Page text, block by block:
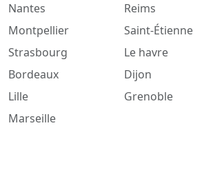
Nantes
Montpellier
Strasbourg
Bordeaux
Lille
Marseille
Reims
Saint-Étienne
Le havre
Dijon
Grenoble